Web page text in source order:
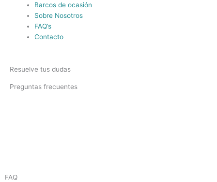
Barcos de ocasión
Sobre Nosotros
FAQ’s
Contacto
Resuelve tus dudas
Preguntas frecuentes
FAQ